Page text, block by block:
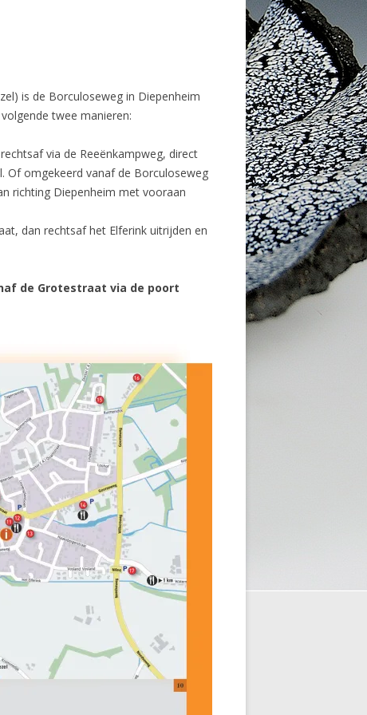
is de Borculoseweg in Diepenheim
twee manieren:
via de Reeënkampweg, direct
Of omgekeerd vanaf de Borculoseweg
richting Diepenheim met vooraan
dan rechtsaf het Elferink uitrijden en
de Grotestraat via de poort